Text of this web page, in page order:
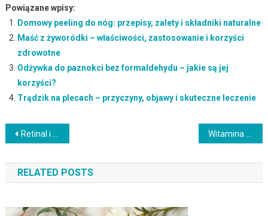
Powiązane wpisy:
Domowy peeling do nóg: przepisy, zalety i składniki naturalne
Maść z żyworódki – właściwości, zastosowanie i korzyści
zdrowotne
Odżywka do paznokci bez formaldehydu – jakie są jej
korzyści?
Trądzik na plecach – przyczyny, objawy i skuteczne leczenie
Nawigacja
wpisu
Retinal i retinol w pielęgnacji skóry: jak wybrać skuteczny i bezpieczny retinoid dla Twojej cery
RELATED POSTS